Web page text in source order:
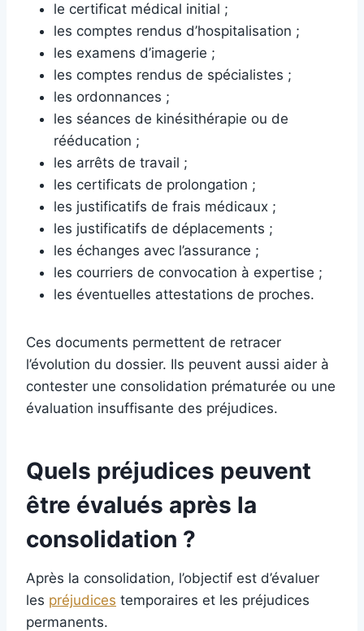
le certificat médical initial ;
les comptes rendus d’hospitalisation ;
les examens d’imagerie ;
les comptes rendus de spécialistes ;
les ordonnances ;
les séances de kinésithérapie ou de
rééducation ;
les arrêts de travail ;
les certificats de prolongation ;
les justificatifs de frais médicaux ;
les justificatifs de déplacements ;
les échanges avec l’assurance ;
les courriers de convocation à expertise ;
les éventuelles attestations de proches.
Ces documents permettent de retracer
l’évolution du dossier. Ils peuvent aussi aider à
contester une consolidation prématurée ou une
évaluation insuffisante des préjudices.
Quels préjudices peuvent
être évalués après la
consolidation ?
Après la consolidation, l’objectif est d’évaluer
les préjudices temporaires et les préjudices
permanents.